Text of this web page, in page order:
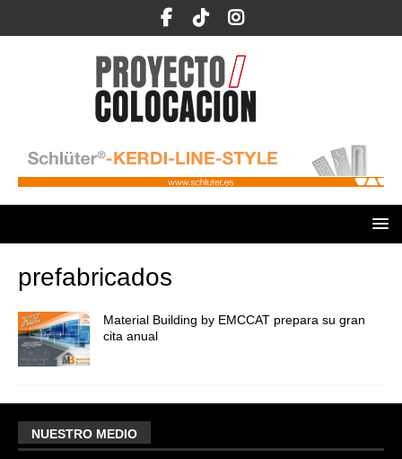
prefabricados
Material Building by EMCCAT prepara su gran
cita anual
NUESTRO MEDIO